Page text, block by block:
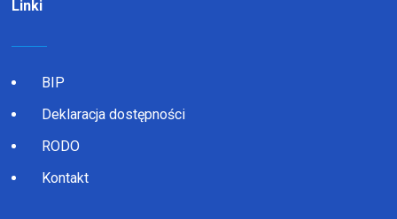
Linki
BIP
Deklaracja dostępności
RODO
Kontakt